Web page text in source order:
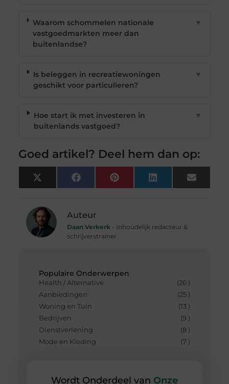
Populaire Onderwerpen
Health / Alternative
(26 )
Aanbiedingen
(25 )
Woning en Tuin
(13 )
Bedrijven
(9 )
Dienstverlening
(8 )
Mode en Kleding
(7 )
Wordt Onderdeel van Onze
Waarom schommelen nationale
vastgoedmarkten meer dan
buitenlandse?
▼
Is beleggen in recreatiewoningen
geschikt voor particulieren?
▼
Hoe start ik met investeren in
buitenlands vastgoed?
▼
Goed artikel? Deel hem dan op:
X
(Twitter)
FacebookPinterest LinkedIn Email
Auteur
Daan Verkerk- Inhoudelijk redacteur &
schrijverstrainer